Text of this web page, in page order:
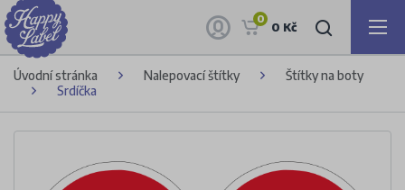
0
0 Kč
Úvodní stránka Nalepovací štítky
Štítky na boty
Srdíčka